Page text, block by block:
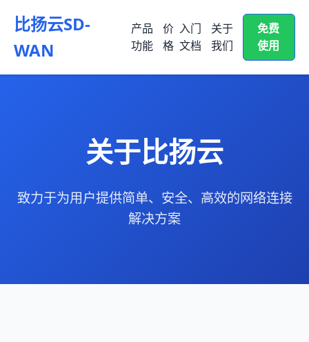
比扬云SD-
WAN
产品
功能
价
格
入门
文档
关于
我们
免费
使用
关于比扬云
致力于为用户提供简单、安全、高效的网络连接
解决方案